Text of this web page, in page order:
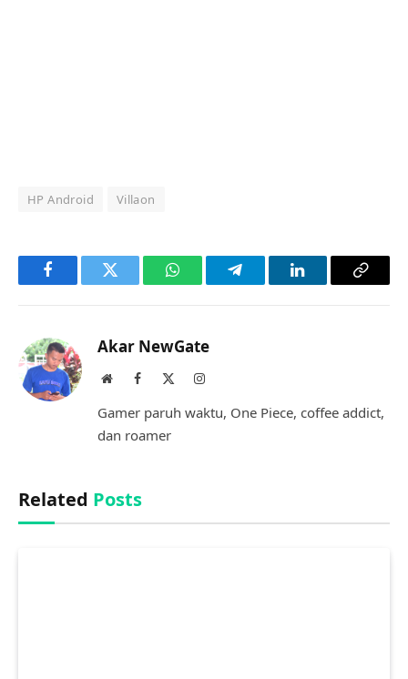
HP Android Villaon
FacebookTwitter WhatsAppTelegramLinkedInCopy
Akar NewGate
WebsiteFacebook Instagram
Gamer paruh waktu, One Piece, coffee addict,
dan roamer
Related Posts